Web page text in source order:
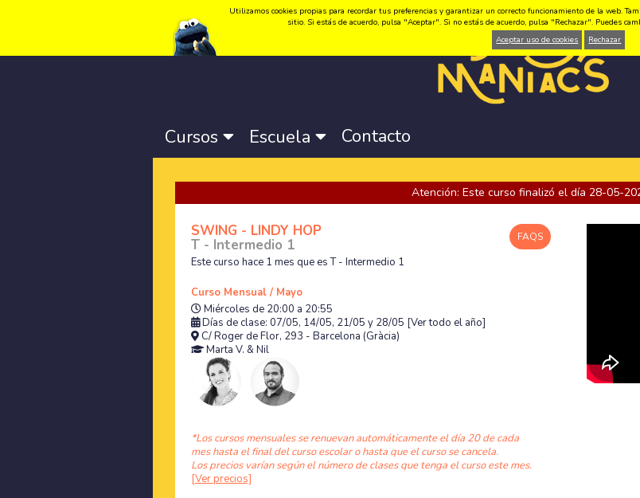
Idioma:Català -Castellano-English
Cursos Escuela Contacto
Atención: Este curso finalizó el día 28-05-
FAQS
SWING - LINDY HOP
T - Intermedio 1
Este curso hace 1 mes que es T - Intermedio 1
Curso Mensual / Mayo
Miércoles de 20:00 a 20:55
Días de clase: 07/05, 14/05, 21/05 y 28/05 [Ver todo el año]
C/ Roger de Flor, 293 - Barcelona (Gràcia)
Marta V. & Nil
*Los cursos mensuales se renuevan automáticamente el día 20 de cada
mes hasta el final del curso escolar o hasta que el curso se cancela.
Los precios varían según el número de clases que tenga el curso este mes.
[Ver precios]
Utilizamos cookies propias para recordar tus preferencias y garantizar un correcto funcionamiento de la web.
sitio. Si estás de acuerdo, pulsa "Aceptar". Si no estás de acuerdo, pulsa "Rechazar". Puedes
Aceptar uso de cookies
Rechazar